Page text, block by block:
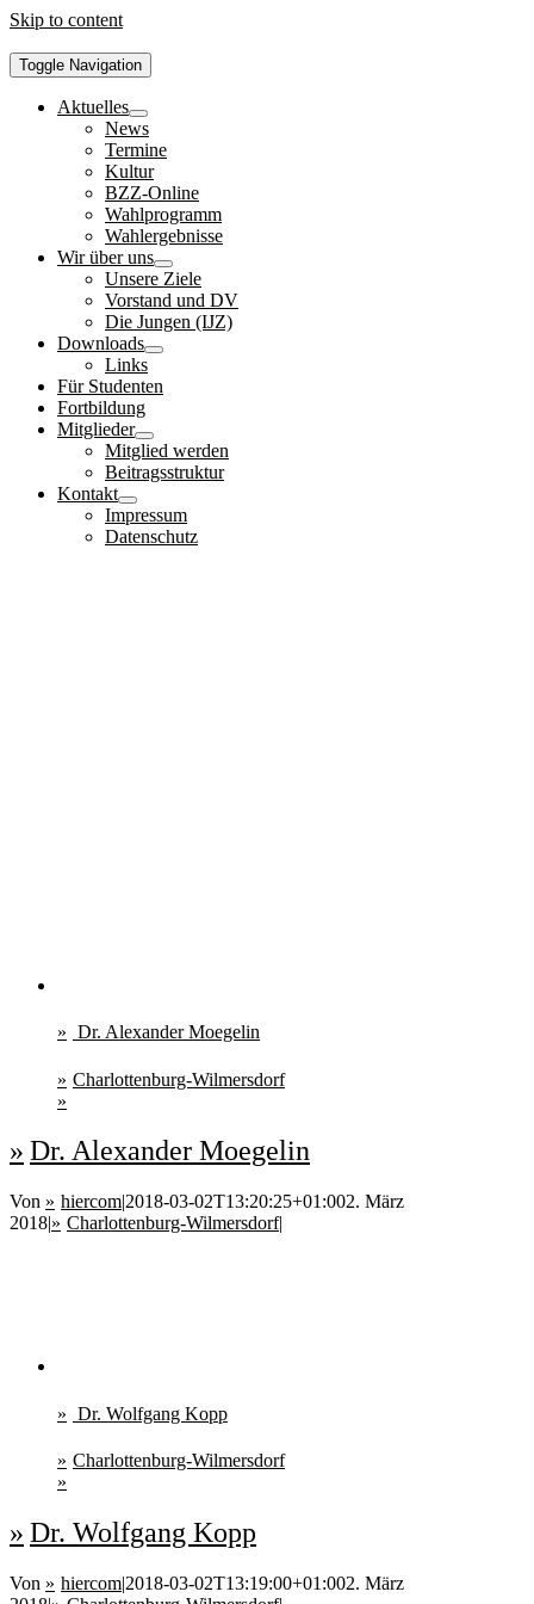
Skip to content
Toggle Navigation
Aktuelles
News
Termine
Kultur
BZZ-Online
Wahlprogramm
Wahlergebnisse
Wir über uns
Unsere Ziele
Vorstand und DV
Die Jungen (IJZ)
Downloads
Links
Für Studenten
Fortbildung
Mitglieder
Mitglied werden
Beitragsstruktur
Kontakt
Impressum
Datenschutz
Dr. Alexander Moegelin
Charlottenburg-Wilmersdorf
Dr. Alexander Moegelin
Von hiercom|2018-03-02T13:20:25+01:002. März
2018| Charlottenburg-Wilmersdorf|
Dr. Wolfgang Kopp
Charlottenburg-Wilmersdorf
Dr. Wolfgang Kopp
Von hiercom|2018-03-02T13:19:00+01:002. März